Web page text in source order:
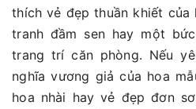
thích vẻ đẹp thuần khiết của
tranh đầm sen hay một
trang trí căn phòng. Nếu
nghĩa vương giả của hoa
hoa nhài hay vẻ đẹp đơn